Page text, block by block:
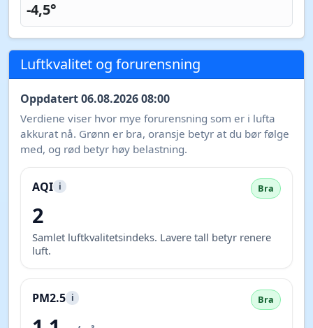
-4,5°
Luftkvalitet og forurensning
Oppdatert 06.08.2026 08:00
Verdiene viser hvor mye forurensning som er i lufta
akkurat nå. Grønn er bra, oransje betyr at du bør følge
med, og rød betyr høy belastning.
AQI i Bra
2
Samlet luftkvalitetsindeks. Lavere tall betyr renere
luft.
PM2.5 i Bra